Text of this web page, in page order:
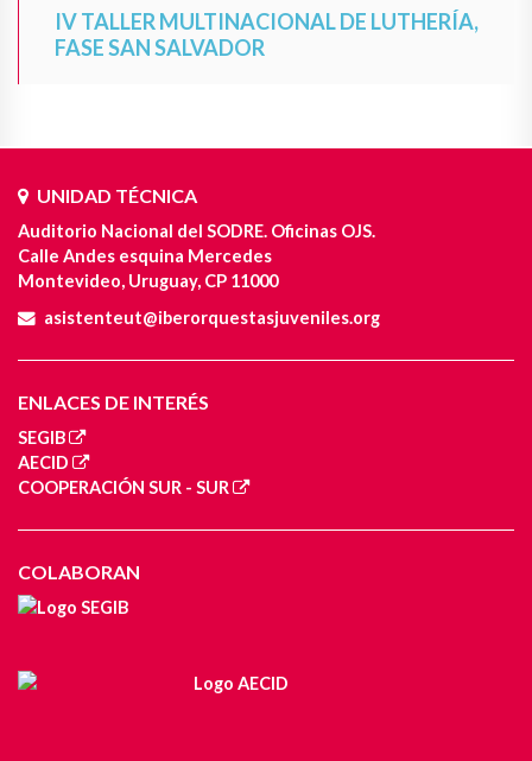
IV TALLER MULTINACIONAL DE LUTHERÍA,
FASE SAN SALVADOR
UNIDAD TÉCNICA
Auditorio Nacional del SODRE. Oficinas OJS.
Calle Andes esquina Mercedes
Montevideo, Uruguay, CP 11000
asistenteut@iberorquestasjuveniles.org
ENLACES DE INTERÉS
SEGIB
AECID
COOPERACIÓN SUR - SUR
COLABORAN